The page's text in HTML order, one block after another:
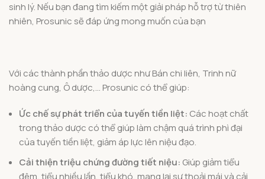
sinh lý. Nếu bạn đang tìm kiếm một giải pháp hỗ trợ từ thiên
nhiên, Prosunic sẽ đáp ứng mong muốn của bạn
Với các thành phần thảo dược như Bán chi liên, Trinh nữ
hoàng cung, Ô dược,… Prosunic có thể giúp:
Ức chế sự phát triển của tuyến tiền liệt: Các hoạt chất
trong thảo dược có thể giúp làm chậm quá trình phì đại
của tuyến tiền liệt, giảm áp lực lên niệu đạo.
Cải thiện triệu chứng đường tiết niệu: Giúp giảm tiểu
đêm, tiểu nhiều lần, tiểu khó, mang lại sự thoải mái và cải